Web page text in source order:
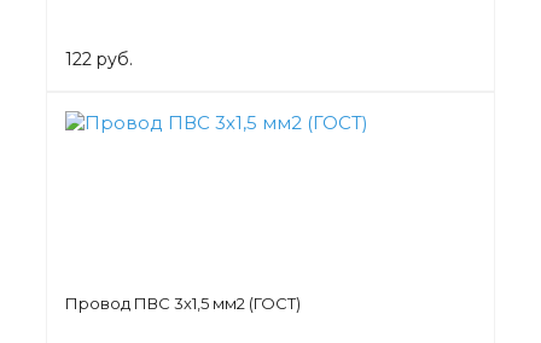
122 руб.
Провод ПВС 3х1,5 мм2 (ГОСТ)